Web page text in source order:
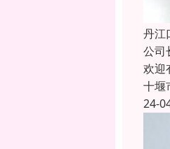
丹江
公司
欢迎
十堰
24-